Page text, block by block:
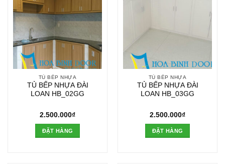
TỦ BẾP NHỰA
TỦ BẾP NHỰA ĐÀI
LOAN HB_02GG
2.500.000₫
ĐẶT HÀNG
TỦ BẾP NHỰA
TỦ BẾP NHỰA ĐÀI
LOAN HB_03GG
2.500.000₫
ĐẶT HÀNG